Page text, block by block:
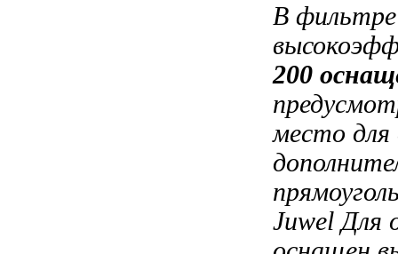
В
200
место для
Juwel Для